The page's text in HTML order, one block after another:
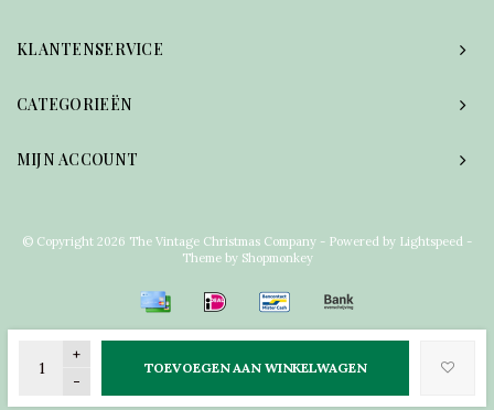
+
-
TOEVOEGEN AAN WINKELWAGEN
KLANTENSERVICE
CATEGORIEËN
MIJN ACCOUNT
© Copyright 2026 The Vintage Christmas Company - Powered by Lightspeed -
Theme by Shopmonkey